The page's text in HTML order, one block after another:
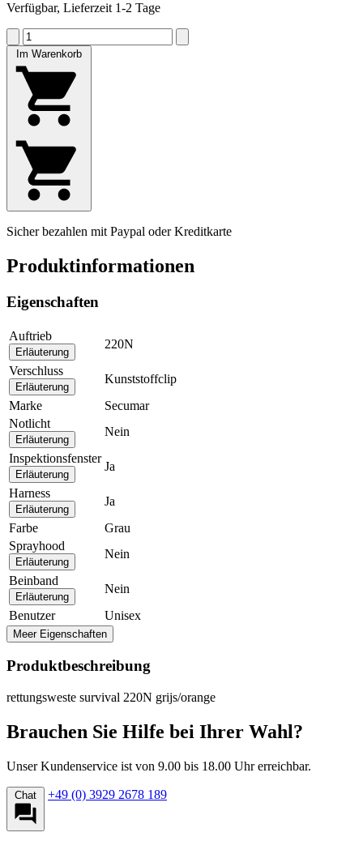
Verfügbar, Lieferzeit 1-2 Tage
Im Warenkorb
Sicher bezahlen mit Paypal oder Kreditkarte
Produktinformationen
Eigenschaften
Auftrieb
Erläuterung
220N
Verschluss
Erläuterung
Kunststoffclip
Marke
Secumar
Notlicht
Erläuterung
Nein
Inspektionsfenster
Erläuterung
Ja
Harness
Erläuterung
Ja
Farbe
Grau
Sprayhood
Erläuterung
Nein
Beinband
Erläuterung
Nein
Benutzer
Unisex
Meer Eigenschaften
Produktbeschreibung
rettungsweste survival 220N grijs/orange
Brauchen Sie Hilfe bei Ihrer Wahl?
Unser Kundenservice ist von 9.00 bis 18.00 Uhr erreichbar.
Chat +49 (0) 3929 2678 189